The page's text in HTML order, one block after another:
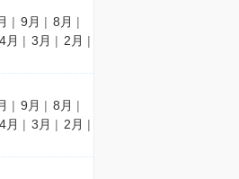
| 9月 | 8月 |
4月 | 3月 | 2月 |
| 9月 | 8月 |
4月 | 3月 | 2月 |